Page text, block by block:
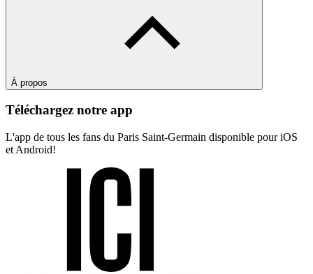
À propos
Téléchargez notre app
L'app de tous les fans du Paris Saint-Germain disponible pour iOS
et Android!